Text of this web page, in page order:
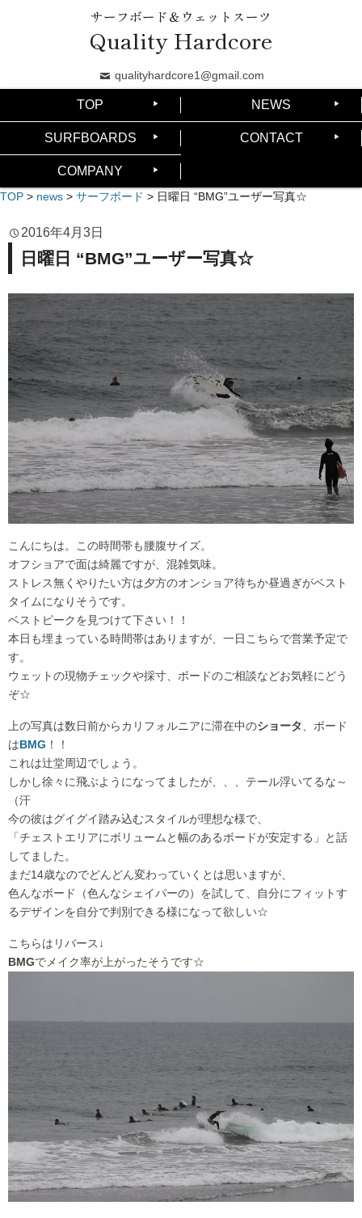
サーフボード＆ウェットスーツ
Quality Hardcore
qualityhardcore1@gmail.com
TOP NEWS
SURFBOARDS CONTACT
COMPANY
TOP > news > サーフボード > 日曜日 “BMG”ユーザー写真☆
2016年4月3日
日曜日 “BMG”ユーザー写真☆
こんにちは。この時間帯も腰腹サイズ。
オフショアで面は綺麗ですが、混雑気味。
ストレス無くやりたい方は夕方のオンショア待ちか昼過ぎがベスト
タイムになりそうです。
ベストピークを見つけて下さい！！
本日も埋まっている時間帯はありますが、一日こちらで営業予定で
す。
ウェットの現物チェックや採寸、ボードのご相談などお気軽にどう
ぞ☆
上の写真は数日前からカリフォルニアに滞在中のショータ、ボード
はBMG ！！
これは辻堂周辺でしょう。
しかし徐々に飛ぶようになってましたが、、、テール浮いてるな～
（汗
今の彼はグイグイ踏み込むスタイルが理想な様で、
「チェストエリアにボリュームと幅のあるボードが安定する」と話
してました。
まだ14歳なのでどんどん変わっていくとは思いますが、
色んなボード（色んなシェイパーの）を試して、自分にフィットす
るデザインを自分で判別できる様になって欲しい☆
こちらはリバース↓
BMGでメイク率が上がったそうです☆